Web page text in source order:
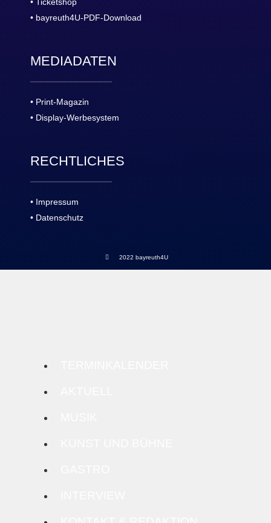
• Ticketshop
• bayreuth4U-PDF-Download
MEDIADATEN
• Print-Magazin
• Display-Werbesystem
RECHTLICHES
• Impressum
• Datenschutz
2022 bayreuth4U